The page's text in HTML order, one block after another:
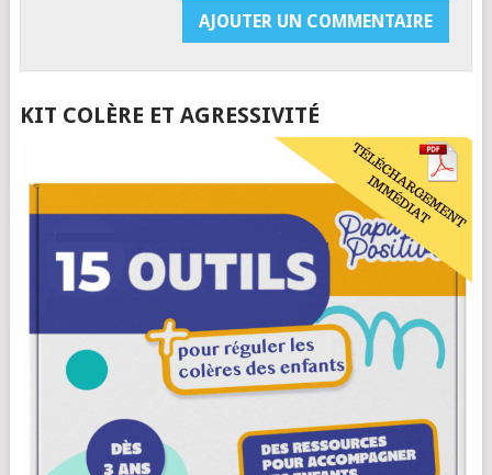
KIT COLÈRE ET AGRESSIVITÉ